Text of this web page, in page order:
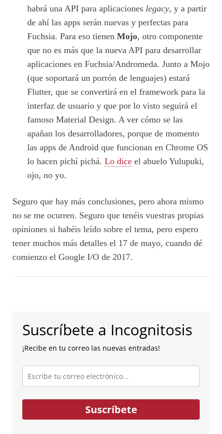
habrá una API para aplicaciones legacy, y a partir
de ahí las apps serán nuevas y perfectas para
Fuchsia. Para eso tienen Mojo, otro componente
que no es más que la nueva API para desarrollar
aplicaciones en Fuchsia/Andromeda. Junto a Mojo
(que soportará un porrón de lenguajes) estará
Flutter, que se convertirá en el framework para la
interfaz de usuario y que por lo visto seguirá el
famoso Material Design. A ver cómo se las
apañan los desarrolladores, porque de momento
las apps de Android que funcionan en Chrome OS
lo hacen pichí pichá. Lo dice el abuelo Yulupuki,
ojo, no yo.
Seguro que hay más conclusiones, pero ahora mismo
no se me ocurren. Seguro que tenéis vuestras propias
opiniones si habéis leído sobre el tema, pero espero
tener muchos más detalles el 17 de mayo, cuando dé
comienzo el Google I/O de 2017.
Suscríbete a Incognitosis
¡Recibe en tu correo las nuevas entradas!
Escribe
tu
correo
electrónico...
Suscríbete